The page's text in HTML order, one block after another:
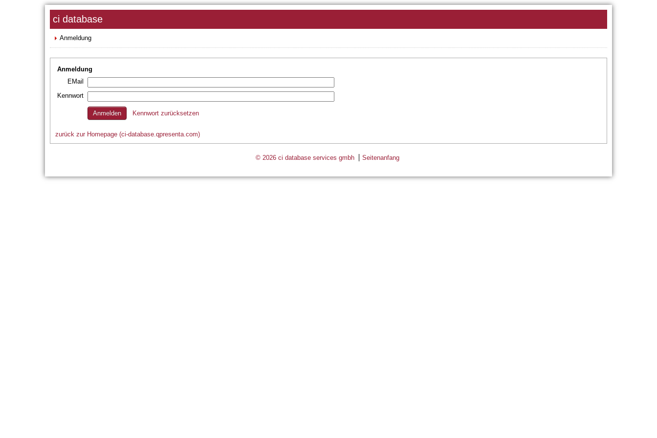
ci database
Anmeldung
Anmeldung
EMail
Kennwort
Kennwort zurücksetzen
zurück zur Homepage (ci-database.qpresenta.com)
© 2026 ci database services gmbh Seitenanfang